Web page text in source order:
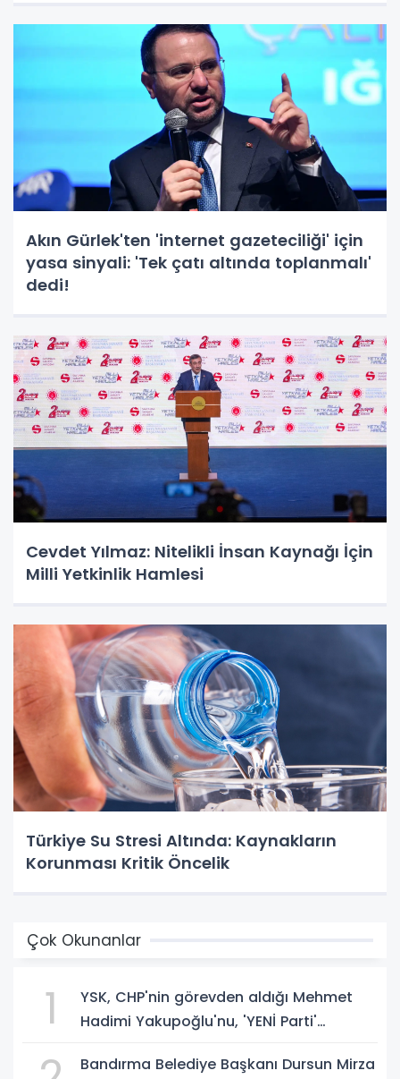
Akın Gürlek'ten 'internet gazeteciliği' için
yasa sinyali: 'Tek çatı altında toplanmalı'
dedi!
Cevdet Yılmaz: Nitelikli İnsan Kaynağı İçin
Milli Yetkinlik Hamlesi
Türkiye Su Stresi Altında: Kaynakların
Korunması Kritik Öncelik
Çok Okunanlar
1
YSK, CHP'nin görevden aldığı Mehmet
Hadimi Yakupoğlu'nu, 'YENİ Parti'
Bandırma Belediye Başkanı Dursun Mirza